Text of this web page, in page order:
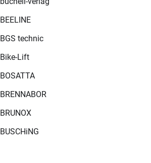
BEELINE
BGS technic
Bike-Lift
BOSATTA
BRENNABOR
BRUNOX
BUSCHiNG